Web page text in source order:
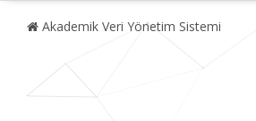
Akademik Veri Yönetim Sistemi